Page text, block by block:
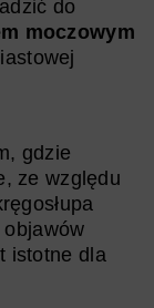
do
moczowym
gdzie
ze względu
istotne dla